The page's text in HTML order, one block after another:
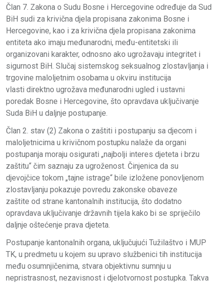
Član 7. Zakona o Sudu Bosne i Hercegovine određuje da Sud
BiH sudi za krivična djela propisana zakonima Bosne i
Hercegovine, kao i za krivična djela propisana zakonima
entiteta ako imaju međunarodni, među-entitetski ili
organizovani karakter, odnosno ako ugrožavaju integritet i
sigurnost BiH. Slučaj sistemskog seksualnog zlostavljanja i
trgovine maloljetnim osobama u okviru institucija
vlasti direktno ugrožava međunarodni ugled i ustavni
poredak Bosne i Hercegovine, što opravdava uključivanje
Suda BiH u daljnje postupanje.
Član 2. stav (2) Zakona o zaštiti i postupanju sa djecom i
maloljetnicima u krivičnom postupku nalaže da organi
postupanja moraju osigurati „najbolji interes djeteta i brzu
zaštitu“ čim saznaju za ugroženost. Činjenica da su
djevojčice tokom „tajne istrage“ bile izložene ponovljenom
zlostavljanju pokazuje povredu zakonske obaveze
zaštite od strane kantonalnih institucija, što dodatno
opravdava uključivanje državnih tijela kako bi se spriječilo
daljnje oštećenje prava djeteta.
Postupanje kantonalnih organa, uključujući Tužilaštvo i MUP
TK, u predmetu u kojem su upravo službenici tih institucija
među osumnjičenima, stvara objektivnu sumnju u
nepristrasnost, nezavisnost i djelotvornost postupka. Takva